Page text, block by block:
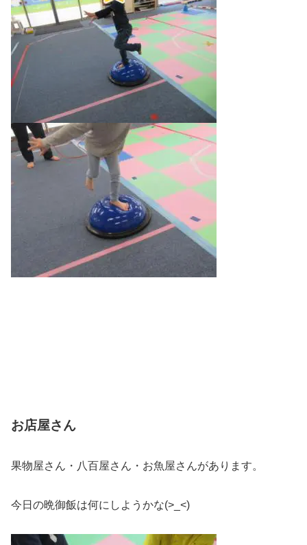
お店屋さん
果物屋さん・八百屋さん・お魚屋さんがあります。
今日の晩御飯は何にしようかな(>_<)